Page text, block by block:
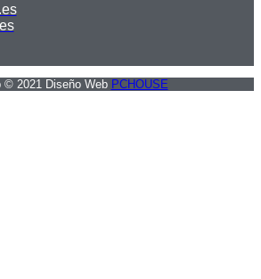
© 2021 Diseño Web PCHOUSE